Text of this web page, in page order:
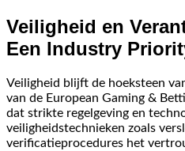
Veiligheid en
Een Industry
Veiligheid blijft de hoeksteen
van de European Gaming &
dat strikte regelgeving en
veiligheidstechnieken zoals
verificatieprocedures het